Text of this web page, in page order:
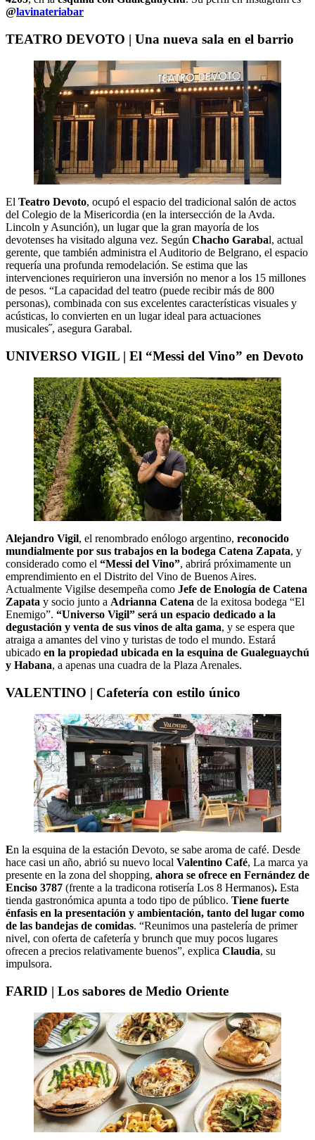
@lavinateriabar
TEATRO DEVOTO | Una nueva sala en el barrio
El Teatro Devoto, ocupó el espacio del tradicional salón de actos
del Colegio de la Misericordia (en la intersección de la Avda.
Lincoln y Asunción), un lugar que la gran mayoría de los
devotenses ha visitado alguna vez. Según Chacho Garabal, actual
gerente, que también administra el Auditorio de Belgrano, el espacio
requería una profunda remodelación. Se estima que las
intervenciones requirieron una inversión no menor a los 15 millones
de pesos. “La capacidad del teatro (puede recibir más de 800
personas), combinada con sus excelentes características visuales y
acústicas, lo convierten en un lugar ideal para actuaciones
musicales˝, asegura Garabal.
UNIVERSO VIGIL | El “Messi del Vino” en Devoto
Alejandro Vigil, el renombrado enólogo argentino, reconocido
mundialmente por sus trabajos en la bodega Catena Zapata, y
considerado como el “Messi del Vino”, abrirá próximamente un
emprendimiento en el Distrito del Vino de Buenos Aires.
Actualmente Vigilse desempeña como Jefe de Enología de Catena
Zapata y socio junto a Adrianna Catena de la exitosa bodega “El
Enemigo”. “Universo Vigil” será un espacio dedicado a la
degustación y venta de sus vinos de alta gama, y se espera que
atraiga a amantes del vino y turistas de todo el mundo. Estará
ubicado en la propiedad ubicada en la esquina de Gualeguaychú
y Habana, a apenas una cuadra de la Plaza Arenales.
VALENTINO | Cafetería con estilo único
En la esquina de la estación Devoto, se sabe aroma de café. Desde
hace casi un año, abrió su nuevo local Valentino Café, La marca ya
presente en la zona del shopping, ahora se ofrece en Fernández de
Enciso 3787 (frente a la tradicona rotisería Los 8 Hermanos). Esta
tienda gastronómica apunta a todo tipo de público. Tiene fuerte
énfasis en la presentación y ambientación, tanto del lugar como
de las bandejas de comidas. “Reunimos una pastelería de primer
nivel, con oferta de cafetería y brunch que muy pocos lugares
ofrecen a precios relativamente buenos”, explica Claudia, su
impulsora.
FARID | Los sabores de Medio Oriente